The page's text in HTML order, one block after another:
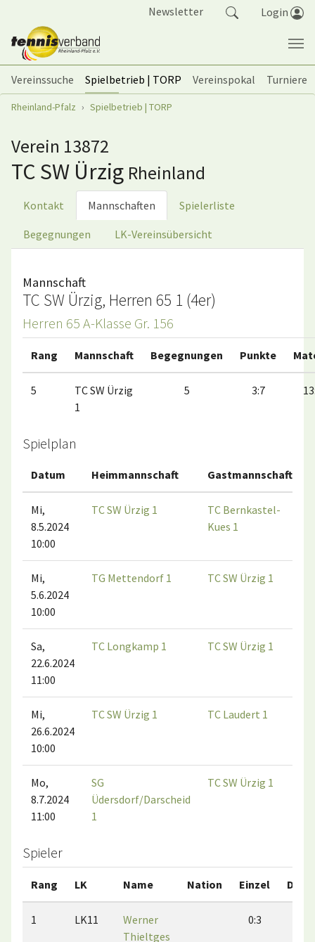
Newsletter Login
Vereinssuche Spielbetrieb | TORP Vereinspokal
Turniere
Sie sind hier:
Rheinland-Pfalz Spielbetrieb | TORP
Verein 13872
TC SW Ürzig Rheinland
Kontakt Mannschaften Spielerliste
Begegnungen LK-Vereinsübersicht
Mannschaft
TC SW Ürzig, Herren 65 1 (4er)
Herren 65 A-Klasse Gr. 156
Rang Mannschaft Begegnungen Punkte
5
TC SW Ürzig
1
5 3:7
Spielplan
Datum Heimmannschaft Gastmannschaft
Mi,
8.5.2024
10:00
TC SW Ürzig 1
TC Bernkastel-
Kues 1
Mi,
5.6.2024
10:00
TG Mettendorf 1 TC SW Ürzig 1
Sa,
22.6.2024
11:00
TC Longkamp 1 TC SW Ürzig 1
Mi,
26.6.2024
10:00
TC SW Ürzig 1 TC Laudert 1
Mo,
8.7.2024
11:00
SG
Üdersdorf/Darscheid
1
TC SW Ürzig 1
Spieler
Rang LK Name Nation Einzel
1 LK11
Werner
Thieltges
0:3